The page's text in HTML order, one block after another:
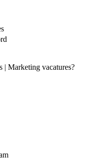
| Marketing vacatures?